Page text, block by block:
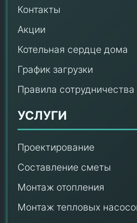
Контакты
Акции
Котельная сердце дома
График загрузки
Правила сотрудничества
УСЛУГИ
Проектирование
Составление сметы
Монтаж отопления
Монтаж тепловых